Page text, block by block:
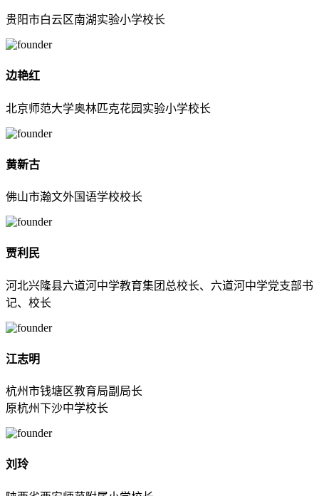
贵阳市白云区南湖实验小学校长
边艳红
北京师范大学奥林匹克花园实验小学校长
黄新古
佛山市瀚文外国语学校校长
贾利民
河北兴隆县六道河中学教育集团总校长、六道河中学党支部书
记、校长
江志明
杭州市钱塘区教育局副局长
原杭州下沙中学校长
刘玲